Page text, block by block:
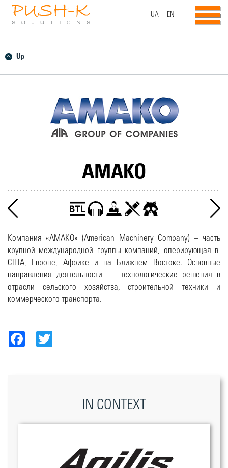
UA EN
Up
АМАКО
Компания «АМАКО» (American Machinery Company) – часть
крупной международной группы компаний, оперирующая в
США, Европе, Африке и на Ближнем Востоке. Основные
направления деятельности — технологические решения в
отрасли сельского хозяйства, строительной техники и
коммерческого транспорта.
Facebook
IN CONTEXT